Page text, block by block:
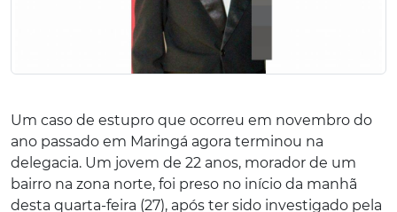
Um caso de estupro que ocorreu em novembro do
ano passado em Maringá agora terminou na
delegacia. Um jovem de 22 anos, morador de um
bairro na zona norte, foi preso no início da manhã
desta quarta-feira (27), após ter sido investigado pela